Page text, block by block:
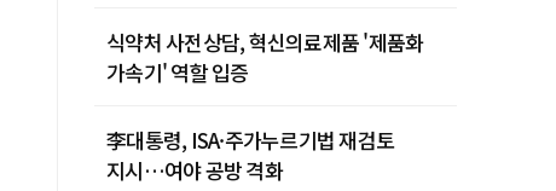
식약처 사전상담, 혁신의료제품 '제품화
가속기' 역할 입증
李대통령, ISA·주가누르기법 재검토
지시…여야 공방 격화